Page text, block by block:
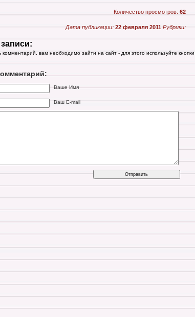
Количество просмотров: 62
Дата публикации: 22 февраля 2011 Рубрики:
комментарий, вам необходимо зайти на сайт - для этого используйте кнопки
Ваше Имя
Ваш E-mail